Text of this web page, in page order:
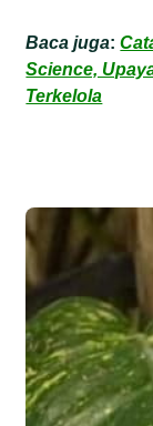
Baca juga:
Science,
Terkelola